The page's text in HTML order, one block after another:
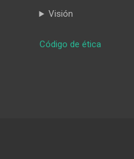
Visión
Código de ética: